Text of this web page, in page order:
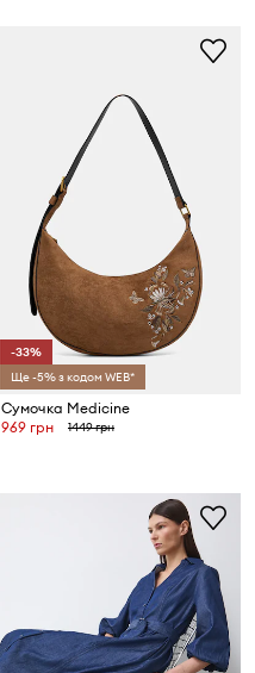
-33%
Ще -5% з кодом WEB*
Сумочка Medicine
969 грн
1449 грн